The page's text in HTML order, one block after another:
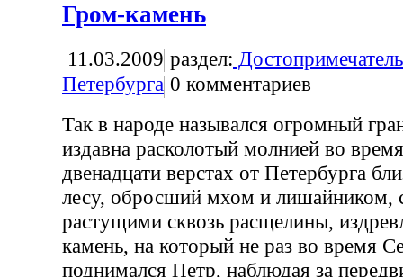
Гром-камень
11.03.2009 раздел:
Петербурга 0 комментариев
Так в народе назывался огромный
издавна расколотый молнией во
двенадцати верстах от Петербурга
лесу, обросший мхом и лишайником,
растущими сквозь расщелины,
камень, на который не раз во время
поднимался Петр, наблюдая за